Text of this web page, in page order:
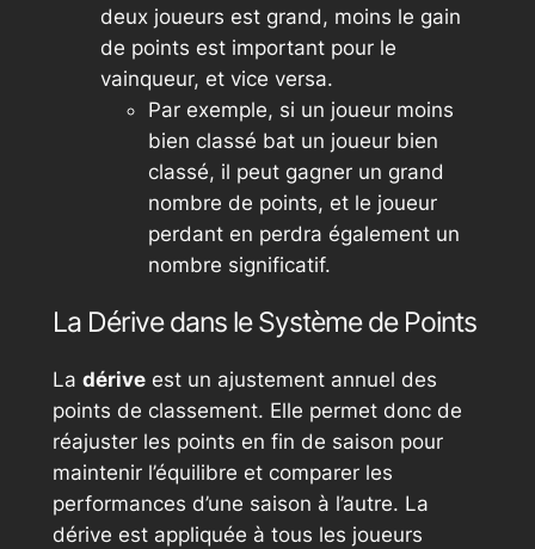
deux joueurs est grand, moins le gain
de points est important pour le
vainqueur, et vice versa.
Par exemple, si un joueur moins
bien classé bat un joueur bien
classé, il peut gagner un grand
nombre de points, et le joueur
perdant en perdra également un
nombre significatif.
La Dérive dans le Système de Points
La dériveest un ajustement annuel des
points de classement. Elle permet donc de
réajuster les points en fin de saison pour
maintenir l’équilibre et comparer les
performances d’une saison à l’autre. La
dérive est appliquée à tous les joueurs